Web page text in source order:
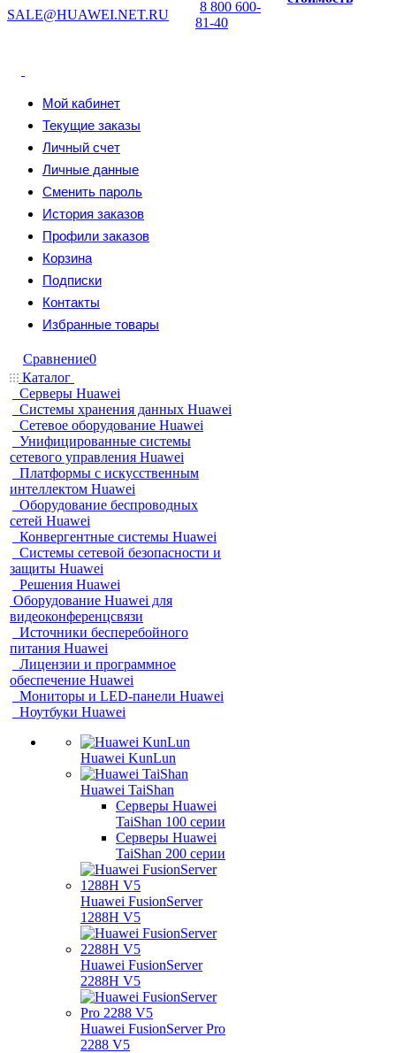
SALE@HUAWEI.NET.RU
8 800 600-
81-40
Мой кабинет
Текущие заказы
Личный счет
Личные данные
Сменить пароль
История заказов
Профили заказов
Корзина
Подписки
Контакты
Избранные товары
Сравнение0
Каталог
Серверы Huawei
Системы хранения данных Huawei
Сетевое оборудование Huawei
Унифицированные системы
сетевого управления Huawei
Платформы с искусственным
интеллектом Huawei
Оборудование беспроводных
сетей Huawei
Конвергентные системы Huawei
Системы сетевой безопасности и
защиты Huawei
Решения Huawei
Оборудование Huawei для
видеоконференцсвязи
Источники бесперебойного
питания Huawei
Лицензии и программное
обеспечение Huawei
Мониторы и LED-панели Huawei
Ноутбуки Huawei
Huawei KunLun
Huawei TaiShan
Серверы Huawei
TaiShan 100 серии
Серверы Huawei
TaiShan 200 серии
Huawei FusionServer
1288H V5
Huawei FusionServer
2288H V5
Huawei FusionServer Pro
2288 V5